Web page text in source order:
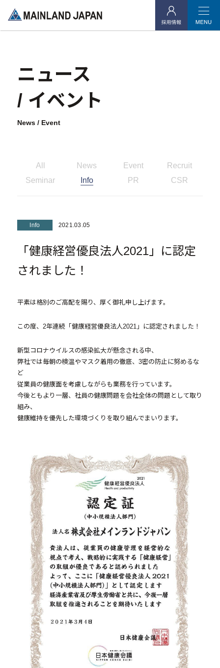
当社よりご連絡を差し上げたお客様
企業情報
- 企業理念
- アクセス
- 社会貢献活動
- メインランドグループの強み
- オーナーズデータ
- RE:MAIN
- リノベーション物件一覧
- リノベーション物件お問い合わせ
- 採用情報トップ
- 新卒採用
- 中途採用
- 記事一覧
ニュース / イベント
お問い合わせ・資料請求
ニュース
/ イベント
News / Event
All News Event
Recruit
Seminar
Info PR CSR
Info 2021.03.05
「健康経営優良法人2021」に認定
されました！
平素は格別のご高配を賜り、厚く御礼申し上げます。
この度、2年連続「健康経営優良法人2021」に認定されました！
新型コロナウイルスの感染拡大が懸念される中、
弊社では毎朝の検温やマスク着用の徹底、3密の防止に努めるな
ど
従業員の健康面を考慮しながらも業務を行っています。
今後ともより一層、社員の健康問題を会社全体の問題として取り
組み、
健康維持を優先した環境づくりを取り組んでまいります。